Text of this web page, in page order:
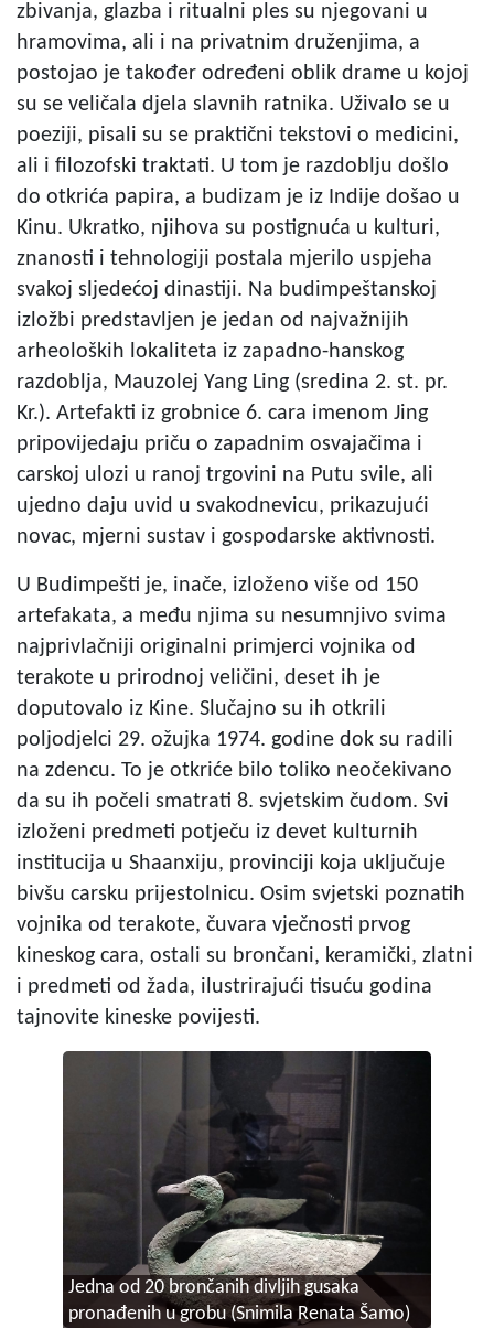
zbivanja, glazba i ritualni ples su njegovani u
hramovima, ali i na privatnim druženjima, a
postojao je također određeni oblik drame u kojoj
su se veličala djela slavnih ratnika. Uživalo se u
poeziji, pisali su se praktični tekstovi o medicini,
ali i filozofski traktati. U tom je razdoblju došlo
do otkrića papira, a budizam je iz Indije došao u
Kinu. Ukratko, njihova su postignuća u kulturi,
znanosti i tehnologiji postala mjerilo uspjeha
svakoj sljedećoj dinastiji. Na budimpeštanskoj
izložbi predstavljen je jedan od najvažnijih
arheoloških lokaliteta iz zapadno-hanskog
razdoblja, Mauzolej Yang Ling (sredina 2. st. pr.
Kr.). Artefakti iz grobnice 6. cara imenom Jing
pripovijedaju priču o zapadnim osvajačima i
carskoj ulozi u ranoj trgovini na Putu svile, ali
ujedno daju uvid u svakodnevicu, prikazujući
novac, mjerni sustav i gospodarske aktivnosti.
U Budimpešti je, inače, izloženo više od 150
artefakata, a među njima su nesumnjivo svima
najprivlačniji originalni primjerci vojnika od
terakote u prirodnoj veličini, deset ih je
doputovalo iz Kine. Slučajno su ih otkrili
poljodjelci 29. ožujka 1974. godine dok su radili
na zdencu. To je otkriće bilo toliko neočekivano
da su ih počeli smatrati 8. svjetskim čudom. Svi
izloženi predmeti potječu iz devet kulturnih
institucija u Shaanxiju, provinciji koja uključuje
bivšu carsku prijestolnicu. Osim svjetski poznatih
vojnika od terakote, čuvara vječnosti prvog
kineskog cara, ostali su brončani, keramički, zlatni
i predmeti od žada, ilustrirajući tisuću godina
tajnovite kineske povijesti.
Jedna od 20 brončanih divljih gusaka
pronađenih u grobu (Snimila Renata Šamo)